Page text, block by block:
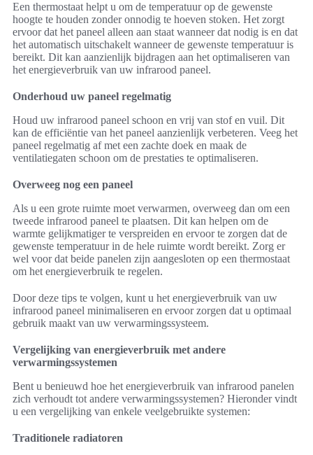
Een thermostaat helpt u om de temperatuur op de gewenste
hoogte te houden zonder onnodig te hoeven stoken. Het zorgt
ervoor dat het paneel alleen aan staat wanneer dat nodig is en dat
het automatisch uitschakelt wanneer de gewenste temperatuur is
bereikt. Dit kan aanzienlijk bijdragen aan het optimaliseren van
het energieverbruik van uw infrarood paneel.
Onderhoud uw paneel regelmatig
Houd uw infrarood paneel schoon en vrij van stof en vuil. Dit
kan de efficiëntie van het paneel aanzienlijk verbeteren. Veeg het
paneel regelmatig af met een zachte doek en maak de
ventilatiegaten schoon om de prestaties te optimaliseren.
Overweeg nog een paneel
Als u een grote ruimte moet verwarmen, overweeg dan om een
tweede infrarood paneel te plaatsen. Dit kan helpen om de
warmte gelijkmatiger te verspreiden en ervoor te zorgen dat de
gewenste temperatuur in de hele ruimte wordt bereikt. Zorg er
wel voor dat beide panelen zijn aangesloten op een thermostaat
om het energieverbruik te regelen.
Door deze tips te volgen, kunt u het energieverbruik van uw
infrarood paneel minimaliseren en ervoor zorgen dat u optimaal
gebruik maakt van uw verwarmingssysteem.
Vergelijking van energieverbruik met andere
verwarmingssystemen
Bent u benieuwd hoe het energieverbruik van infrarood panelen
zich verhoudt tot andere verwarmingssystemen? Hieronder vindt
u een vergelijking van enkele veelgebruikte systemen:
Traditionele radiatoren